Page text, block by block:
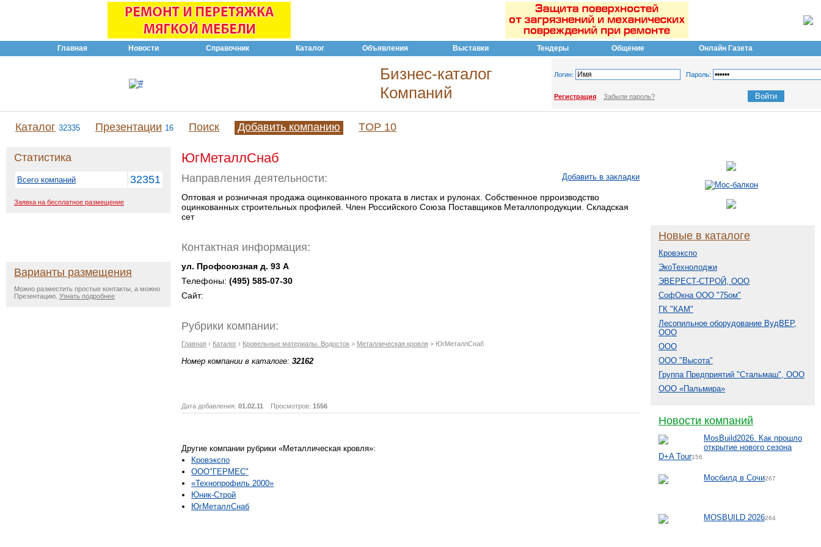
Главная Новости Справочник Каталог Объявления Выставки Тендеры Общение Онлайн Газета
Бизнес-каталог
Компаний
Логин: Пароль:
Регистрация Забыли пароль?
Каталог 32335 Презентации 16 Поиск Добавить компанию TOP 10
Статистика
Всего компаний 32351
Заявка на бесплатное размещение
Варианты размещения
Можно разместить простые контакты, а можно
Презентацию. Узнать подробнее
ЮгМеталлСнаб
Добавить в закладки
Направления деятельности:
Оптовая и розничная продажа оцинкованного проката в листах и рулонах. Собственное прроизводство
оцинкованных строительных профилей. Член Российского Союза Поставщиков Металлопродукции. Складская
сет
Контактная информация:
ул. Профсоюзная д. 93 А
Телефоны: (495) 585-07-30
Сайт:
Рубрики компании:
Главная › Каталог › Кровельные материалы. Водосток > Металлическая кровля > ЮгМеталлСнаб
Номер компании в каталоге: 32162
Дата добавления: 01.02.11 Просмотров: 1556
Другие компании рубрики «Металлическая кровля»:
Кровэкспо
ООО"ГЕРМЕС"
«Технопрофиль 2000»
Юник-Строй
ЮгМеталлСнаб
Новые в каталоге
Кровэкспо
ЭкоТехнолоджи
ЭВЕРЕСТ-СТРОЙ, ООО
СофОкна ООО "75ом"
ГК "КАМ"
Лесопильное оборудование ВудВЕР,
ООО
ООО
ООО "Высота"
Группа Предприятий "Стальмаш", ООО
ООО «Пальмира»
Новости компаний
MosBuild2026. Как прошло
открытие нового сезона
D+A Tour156
Мосбилд в Сочи267
MOSBUILD 2026264